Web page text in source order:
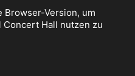
Browser-Version, um
Hall nutzen zu